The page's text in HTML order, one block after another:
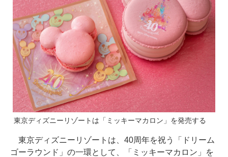
東京ディズニーリゾートは「ミッキーマカロン」を発売する
東京ディズニーリゾートは、40周年を祝う「ドリーム
ゴーラウンド」の一環として、「ミッキーマカロン」を